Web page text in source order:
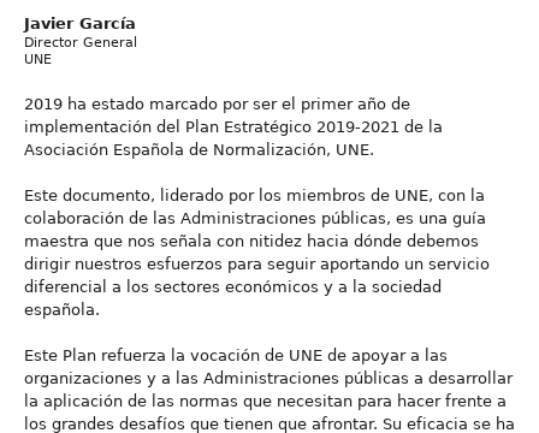
Javier García
Director General
UNE
2019 ha estado marcado por ser el primer año de
implementación del Plan Estratégico 2019-2021 de la
Asociación Española de Normalización, UNE.
Este documento, liderado por los miembros de UNE, con la
colaboración de las Administraciones públicas, es una guía
maestra que nos señala con nitidez hacia dónde debemos
dirigir nuestros esfuerzos para seguir aportando un servicio
diferencial a los sectores económicos y a la sociedad
española.
Este Plan refuerza la vocación de UNE de apoyar a las
organizaciones y a las Administraciones públicas a desarrollar
la aplicación de las normas que necesitan para hacer frente a
los grandes desafíos que tienen que afrontar. Su eficacia se ha